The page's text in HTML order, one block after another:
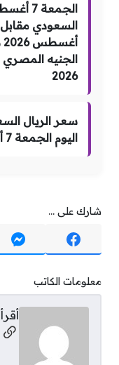
2026
سعر الريال
اليوم الجمعة 7 أغسطس 2026
شارك على ...
معلومات الكاتب
أقرأ 24